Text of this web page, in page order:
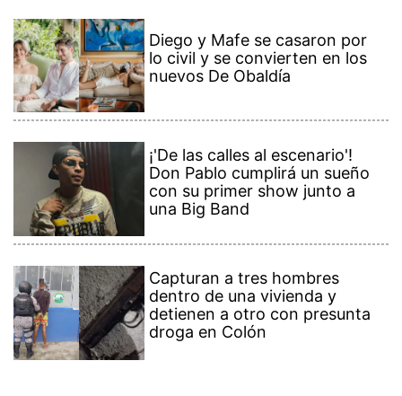
Diego y Mafe se casaron por
lo civil y se convierten en los
nuevos De Obaldía
¡'De las calles al escenario'!
Don Pablo cumplirá un sueño
con su primer show junto a
una Big Band
Capturan a tres hombres
dentro de una vivienda y
detienen a otro con presunta
droga en Colón